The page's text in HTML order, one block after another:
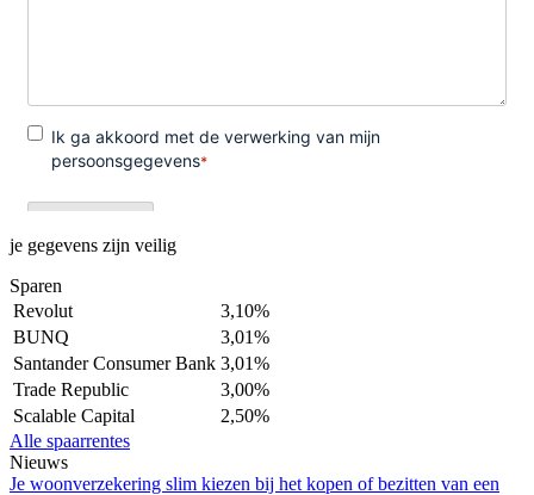
je gegevens zijn veilig
Sparen
Revolut
3,10%
BUNQ
3,01%
Santander Consumer Bank 3,01%
Trade Republic
3,00%
Scalable Capital
2,50%
Alle spaarrentes
Nieuws
Je woonverzekering slim kiezen bij het kopen of bezitten van een